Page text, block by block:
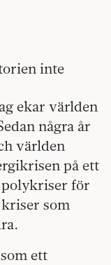
inte
ekar världen
några år
världen
på ett
polykriser för
som
ett